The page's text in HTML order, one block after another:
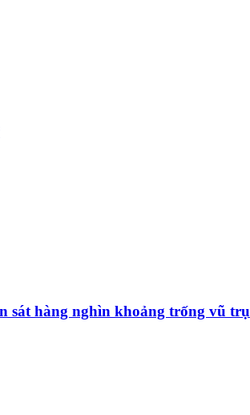
sát hàng nghìn khoảng trống vũ trụ